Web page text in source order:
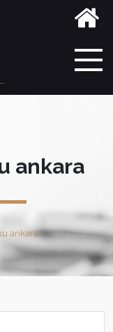
ankara
ankara